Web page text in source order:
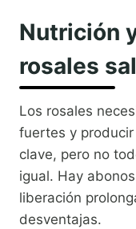
Nutrición
rosales
Los rosales
fuertes y
clave, pero no
igual. Hay
liberación
desventajas.